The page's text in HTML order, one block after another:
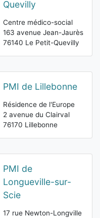
Quevilly
Centre médico-social
163 avenue Jean-Jaurès
76140 Le Petit-Quevilly
PMI de Lillebonne
Résidence de l'Europe
2 avenue du Clairval
76170 Lillebonne
PMI de
Longueville-sur-
Scie
17 rue Newton-Longville